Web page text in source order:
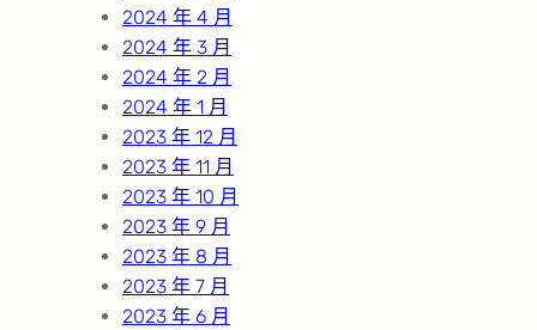
2024 年 4 月
2024 年 3 月
2024 年 2 月
2024 年 1 月
2023 年 12 月
2023 年 11 月
2023 年 10 月
2023 年 9 月
2023 年 8 月
2023 年 7 月
2023 年 6 月